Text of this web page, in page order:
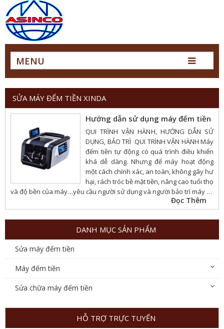
MENU
SỬA MÁY ĐẾM TIỀN XINDA
Hướng dẫn sử dụng máy đếm tiền
QUI TRÌNH VẬN HÀNH, HƯỚNG DẪN SỬ
DỤNG, BẢO TRÌ QUI TRÌNH VẬN HÀNH Máy
đếm tiền tự động có quá trình điều khiển
khá dễ dàng. Nhưng để máy hoạt động
một cách chính xác, an toàn, không gây hư
hại, rách tróc bề mặt tiền, nâng cao tuổi thọ
và độ bền của máy…yêu cầu người sử dụng và người bảo trì máy …
Đọc Thêm
DANH MỤC SẢN PHẨM
Sửa máy đếm tiền
Máy đếm tiền
Sửa chữa máy đếm tiền
HỖ TRỢ TRỰC TUYẾN